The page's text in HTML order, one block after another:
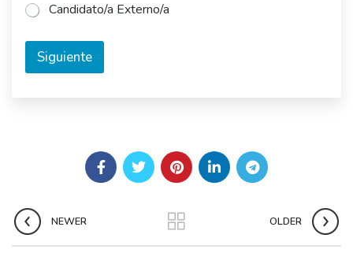
Candidato/a Externo/a
Siguiente
NEWER OLDER